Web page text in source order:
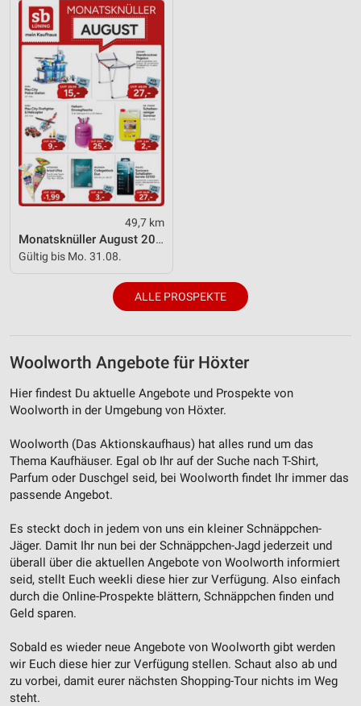
49,7 km
Monatsknüller August 2026
Gültig bis Mo. 31.08.
ALLE PROSPEKTE
Woolworth Angebote für Höxter
Hier findest Du aktuelle Angebote und Prospekte von
Woolworth in der Umgebung von Höxter.
Woolworth (Das Aktionskaufhaus) hat alles rund um das
Thema Kaufhäuser. Egal ob Ihr auf der Suche nach T-Shirt,
Parfum oder Duschgel seid, bei Woolworth findet Ihr immer das
passende Angebot.
Es steckt doch in jedem von uns ein kleiner Schnäppchen-
Jäger. Damit Ihr nun bei der Schnäppchen-Jagd jederzeit und
überall über die aktuellen Angebote von Woolworth informiert
seid, stellt Euch weekli diese hier zur Verfügung. Also einfach
durch die Online-Prospekte blättern, Schnäppchen finden und
Geld sparen.
Sobald es wieder neue Angebote von Woolworth gibt werden
wir Euch diese hier zur Verfügung stellen. Schaut also ab und
zu vorbei, damit eurer nächsten Shopping-Tour nichts im Weg
steht.
Geräte anhand von aktiv angeforderten
Informationen identifizieren
Nicht-IAB-Verarbeitungszwecke:
Notwendig
Performance
Funktional
Werbung